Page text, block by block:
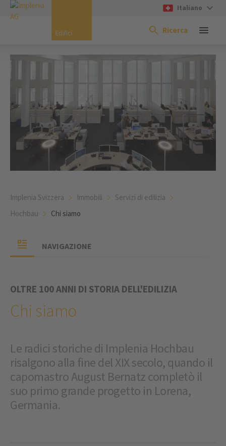
Italiano
Ricerca
Implenia Svizzera Immobili
Servizi di edilizia
Hochbau
Chi siamo
NAVIGAZIONE
OLTRE 100 ANNI DI STORIA DELL'EDILIZIA
Chi siamo
Le radici storiche di Implenia Hochbau
risalgono alla fine del XIX secolo, quando il
capomastro August Bernatz completò il
suo primo grande progetto in Lorena,
Germania.